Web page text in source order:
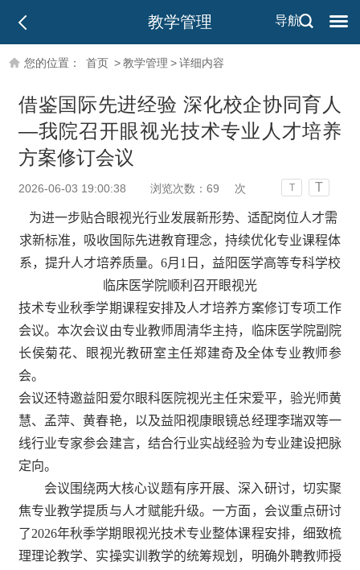
导航
教学管理
您的位置： 首页 >教学管理 >详细内容
借鉴国际先进经验 深化校企协同育人
—我院召开眼视光技术专业人才培养
方案修订会议
2026-06-03 19:00:38 浏览次数： 69 次 T T
为进一步贴合眼视光行业发展新形势、适配岗位人才需
求新标准，吸收国际先进教育理念，持续优化专业课程体
系， 提升人才培养质量。 6月1日 ，益阳医学高等专科学校
临床医学院顺利召开眼视光
技术专业秋季学期课程安排及人才培养方案修订专项工作
会议。本次会议由专业教师周清华主持，临床医学院副院
长侯菊花、眼视光教研室主任郑建奇及全体专业教师参
会。
会议还特邀益阳爱尔眼科医 院视光主任宋爱平， 验光师黄
慧、孟萍、黄春艳，以及益阳视康眼镜总经理李瑞双等一
线行业专家参会建言，结合行业实战经验为专业建设把脉
定向。
会议围绕两大核心议题有序开展、深入研讨，切实聚
焦专业教学提质与人才赋能升级。一方面，会议重点研讨
了2026年秋季学期 眼视光技术专业整体课程安排，细致梳
理理论教学、实操实训教学的统筹规划，明确外聘教师授